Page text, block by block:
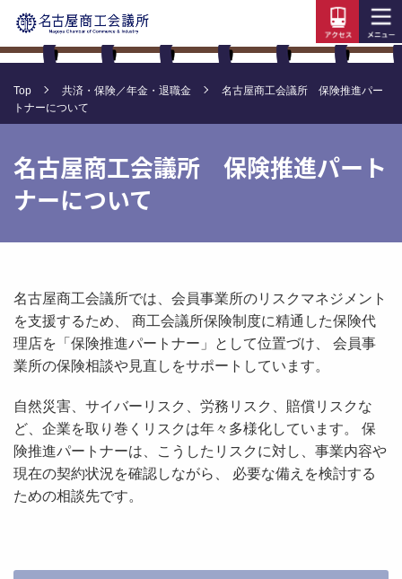
Top 共済・保険／年金・退職金
名古屋商工会議所 保険推進パー
トナーについて
名古屋商工会議所 保険推進パート
ナーについて
名古屋商工会議所では、会員事業所のリスクマネジメント
を支援するため、 商工会議所保険制度に精通した保険代
理店を「保険推進パートナー」として位置づけ、 会員事
業所の保険相談や見直しをサポートしています。
自然災害、サイバーリスク、労務リスク、賠償リスクな
ど、企業を取り巻くリスクは年々多様化しています。 保
険推進パートナーは、こうしたリスクに対し、事業内容や
現在の契約状況を確認しながら、 必要な備えを検討する
ための相談先です。